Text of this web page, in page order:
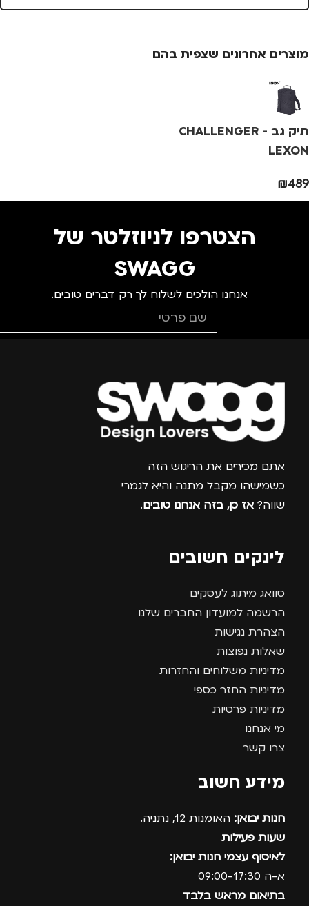
25 × 13.5 × 4
מידה
מותגים
מתאים ל
מוצרים אחרונים שצפית בהם
תיק גב CHALLENGER -
LEXON
₪489
הצטרפו לניוזלטר של
SWAGG
אנחנו הולכים לשלוח לך רק דברים טובים.
צרפו אותי למועדון
אתם מכירים את הריגוש הזה
כשמישהו מקבל מתנה והיא לגמרי
שווה? אז כן, בזה אנחנו טובים.
לינקים חשובים
סוואג מיתוג לעסקים
הרשמה למועדון החברים שלנו
הצהרת נגישות
שאלות נפוצות
מדיניות משלוחים והחזרות
מדיניות החזר כספי
מדיניות פרטיות
מי אנחנו
צרו קשר
מידע חשוב
חנות יבואן: האומנות 12, נתניה.
שעות פעילות
לאיסוף עצמי חנות יבואן:
א-ה 09:00-17:30
בתיאום מראש בלבד